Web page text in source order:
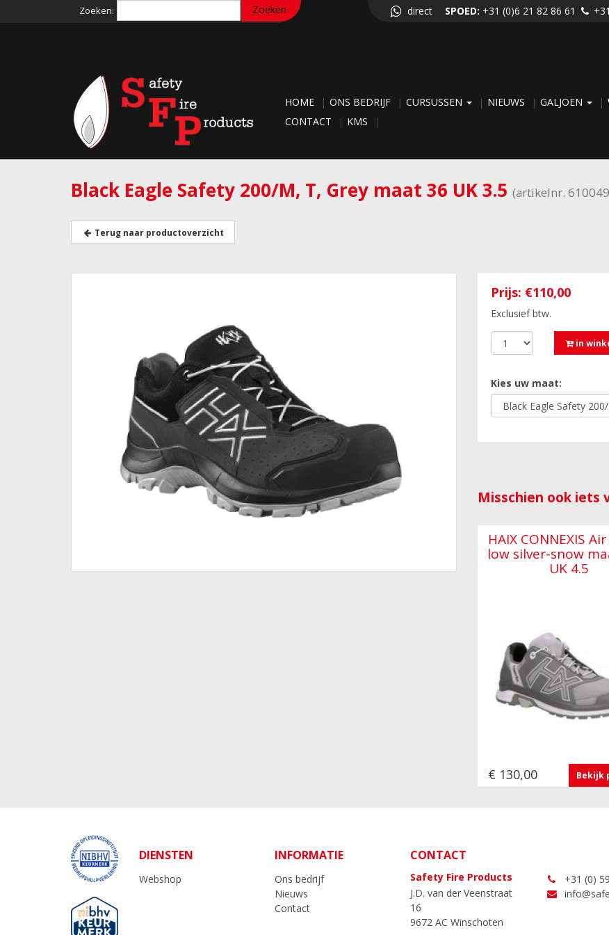
Zoeken: direct SPOED: +31 (0)6 21 82 86 61
HOME ONS BEDRIJF CURSUSSEN NIEUWS GALJOEN
CONTACT
KMS
Black Eagle Safety 200/M, T, Grey maat 36 UK 3.5 (artikelnr. 610049
Terug naar productoverzicht
Prijs: €110,00
Exclusief btw.
in
Kies uw maat:
Misschien ook iets
HAIX CONNEXIS
low silver-snow
UK 4.5
€ 130,00 Bekijk
DIENSTEN
Webshop
INFORMATIE
Ons bedrijf
Nieuws
Contact
CONTACT
Safety Fire Products
J.D. van der Veenstraat
16
9672 AC Winschoten
+31 (0)